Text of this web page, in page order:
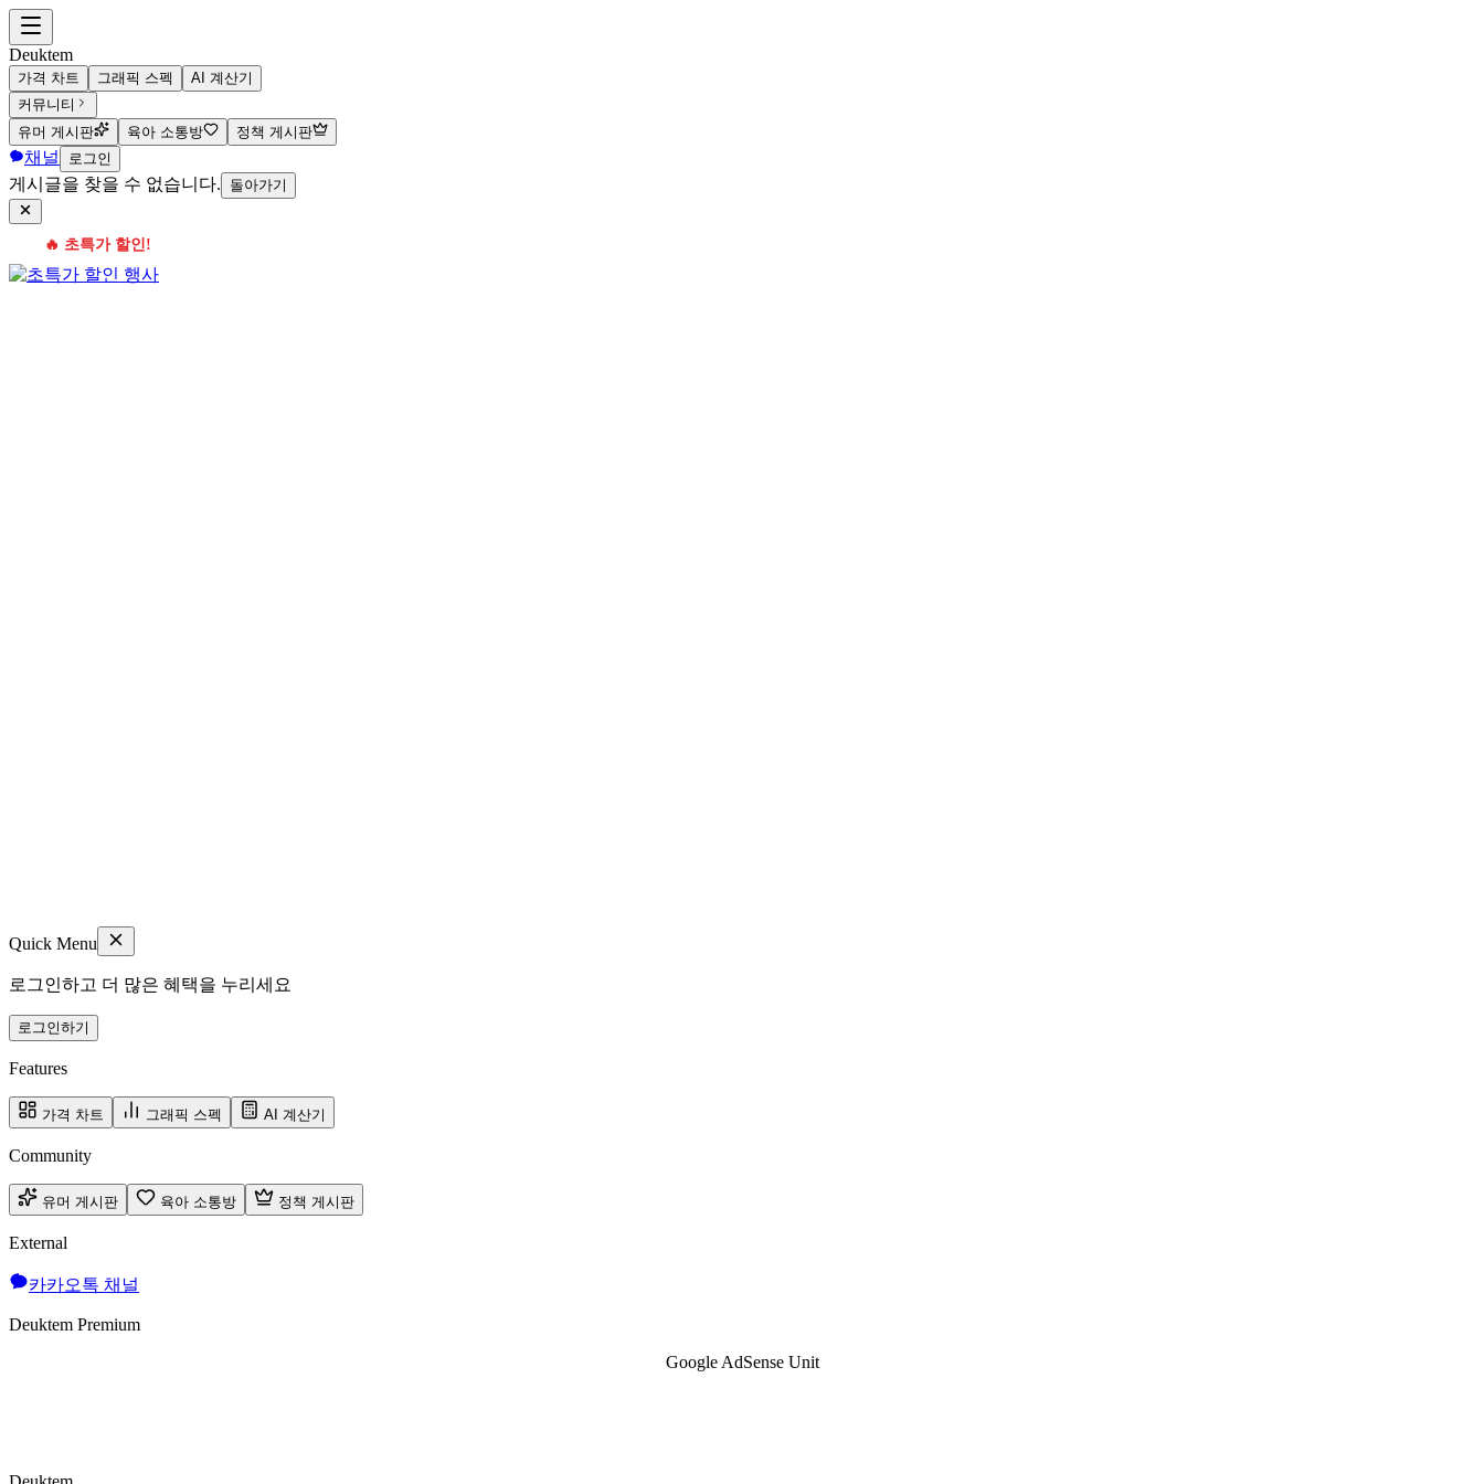
Deuktem
가격 차트 그래픽 스펙
AI 계산기
커뮤니티
유머 게시판
육아 소통방 정책 게시판
채널 로그인
게시글을 찾을 수 없습니다. 돌아가기
🔥 초특가 할인!
Quick Menu
로그인하고 더 많은 혜택을 누리세요
로그인하기
Features
가격 차트 그래픽 스펙 AI 계산기
Community
유머 게시판 육아 소통방 정책 게시판
External
카카오톡 채널
Deuktem Premium
Google AdSense Unit